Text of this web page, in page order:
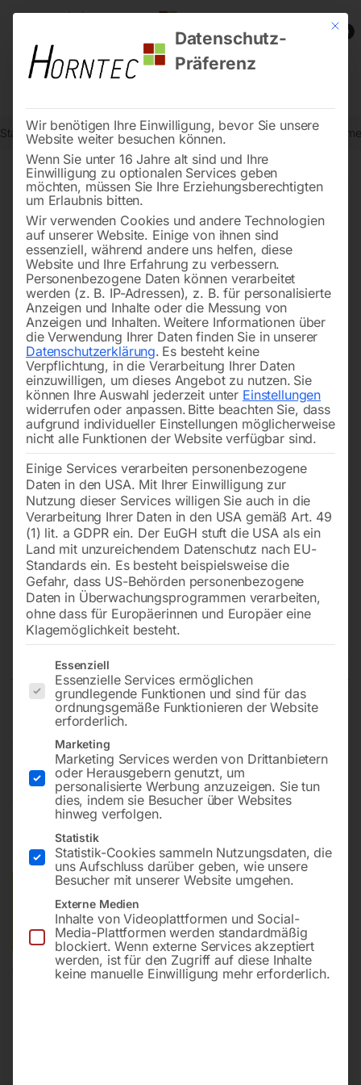
0
Start Stadtmobiliar Verkehrszeichen nach StVO Andreaskreuz
Andreaskreuz mehrgleisig
waagrecht
Verkehrszeichen flach, Folientyp 3
Abmessung – 960 x 960 mm
315,60
inkl. MwSt. zzgl.Versandkosten
Lieferzeit:ca. 3 – 5 Werktage
Bitte beachten Sie: Die Versandkosten gelten für Österreich.
Andere Länder können abweichen.
In den Warenkorb
Mit
Datenschutz-
Präferenz
Wir benötigen Ihre Einwilligung, bevor Sie unsere
Website weiter besuchen können.
Wenn Sie unter 16 Jahre alt sind und Ihre
Einwilligung zu optionalen Services geben
möchten, müssen Sie Ihre Erziehungsberechtigten
um Erlaubnis bitten.
Wir verwenden Cookies und andere Technologien
auf unserer Website. Einige von ihnen sind
essenziell, während andere uns helfen, diese
Website und Ihre Erfahrung zu verbessern.
Personenbezogene Daten können verarbeitet
werden (z. B. IP-Adressen), z. B. für personalisierte
Anzeigen und Inhalte oder die Messung von
Anzeigen und Inhalten. Weitere Informationen über
die Verwendung Ihrer Daten finden Sie in unserer
Datenschutzerklärung. Es besteht keine
Verpflichtung, in die Verarbeitung Ihrer Daten
einzuwilligen, um dieses Angebot zu nutzen. Sie
können Ihre Auswahl jederzeit unter Einstellungen
widerrufen oder anpassen. Bitte beachten Sie, dass
aufgrund individueller Einstellungen möglicherweise
nicht alle Funktionen der Website verfügbar sind.
Einige Services verarbeiten personenbezogene
Daten in den USA. Mit Ihrer Einwilligung zur
Nutzung dieser Services willigen Sie auch in die
Verarbeitung Ihrer Daten in den USA gemäß Art. 49
(1) lit. a GDPR ein. Der EuGH stuft die USA als ein
Land mit unzureichendem Datenschutz nach EU-
Standards ein. Es besteht beispielsweise die
Gefahr, dass US-Behörden personenbezogene
Daten in Überwachungsprogrammen verarbeiten,
ohne dass für Europäerinnen und Europäer eine
Klagemöglichkeit besteht.
Es folgt eine Liste der Service-Gruppen, für die eine
Essenziell
Essenzielle Services ermöglichen
grundlegende Funktionen und sind für das
ordnungsgemäße Funktionieren der Website
erforderlich.
Marketing
Marketing Services werden von Drittanbietern
oder Herausgebern genutzt, um
personalisierte Werbung anzuzeigen. Sie tun
dies, indem sie Besucher über Websites
hinweg verfolgen.
Statistik
Statistik-Cookies sammeln Nutzungsdaten, die
uns Aufschluss darüber geben, wie unsere
Besucher mit unserer Website umgehen.
Externe Medien
Inhalte von Videoplattformen und Social-
Media-Plattformen werden standardmäßig
blockiert. Wenn externe Services akzeptiert
werden, ist für den Zugriff auf diese Inhalte
keine manuelle Einwilligung mehr erforderlich.